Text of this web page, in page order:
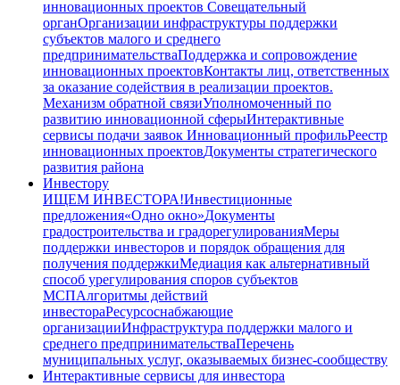
инновационных проектов Совещательный
органОрганизации инфраструктуры поддержки
субъектов малого и среднего
предпринимательстваПоддержка и сопровождение
инновационных проектовКонтакты лиц, ответственных
за оказание содействия в реализации проектов.
Механизм обратной связиУполномоченный по
развитию инновационной сферыИнтерактивные
сервисы подачи заявок Инновационный профильРеестр
инновационных проектовДокументы стратегического
развития района
Инвестору
ИЩЕМ ИНВЕСТОРА!Инвестиционные
предложения«Одно окно»Документы
градостроительства и градорегулированияМеры
поддержки инвесторов и порядок обращения для
получения поддержкиМедиация как альтернативный
способ урегулирования споров субъектов
МСПАлгоритмы действий
инвестораРесурсоснабжающие
организацииИнфраструктура поддержки малого и
среднего предпринимательстваПеречень
муниципальных услуг, оказываемых бизнес-сообществу
Интерактивные сервисы для инвестора